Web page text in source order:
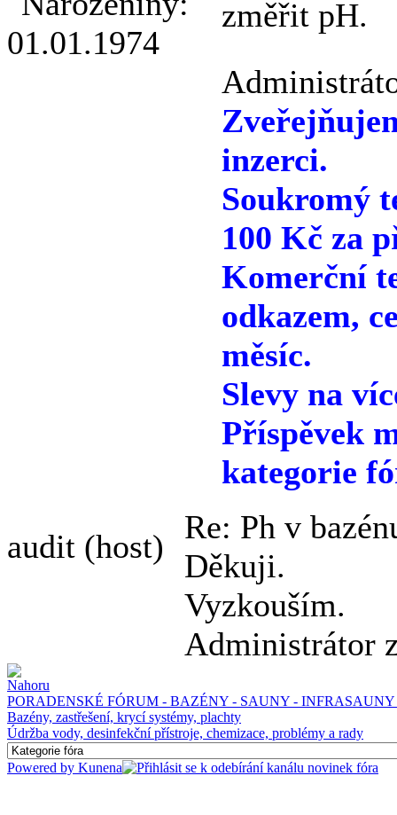
změřit pH.
inzerci.
Soukromý
100 Kč za
Komerční
odkazem,
měsíc.
Slevy na
Příspěvek
kategorie
audit (host)
Re: Ph v
Děkuji.
Vyzkouším.
Administrátor
PORADENSKÉ FÓRUM - BAZÉNY - SAUNY -
Bazény, zastřešení, krycí systémy, plachty
Údržba vody, desinfekční přístroje, chemizace, problémy a rady
Powered by Kunena